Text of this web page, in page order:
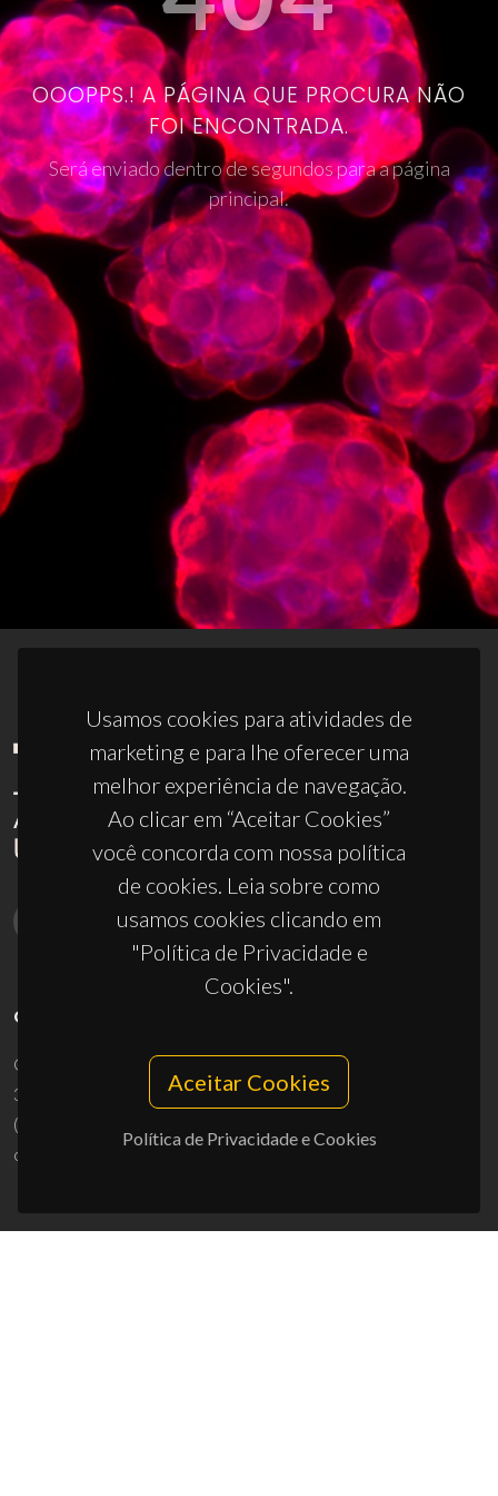
OOOPPS.! A PÁGINA QUE PROCURA NÃO
FOI ENCONTRADA.
Será enviado dentro de segundos para a página
principal.
Usamos cookies para atividades de
marketing e para lhe oferecer uma
melhor experiência de navegação.
Ao clicar em “Aceitar Cookies”
você concorda com nossa política
de cookies. Leia sobre como
usamos cookies clicando em
"Política de Privacidade e
Cookies".
Aceitar Cookies
Política de Privacidade e Cookies
CONTACTOS
Campus Universitário de Santiago
3810-193 Aveiro - Portugal
(+351) 234 370 200
ciceco@ua.pt